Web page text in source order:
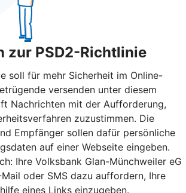
zur PSD2-Richtlinie
soll für mehr Sicherheit im Online-
versenden unter diesem
Nachrichten mit der Aufforderung,
zuzustimmen. Die
Empfänger sollen dafür persönliche
auf einer Webseite eingeben.
Ihre Volksbank Glan-Münchweiler eG
oder SMS dazu auffordern, Ihre
eines Links einzugeben.